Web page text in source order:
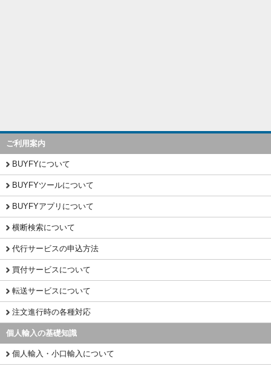
ご利用案内
BUYFYについて
BUYFYツールについて
BUYFYアプリについて
横断検索について
代行サービスの申込方法
買付サービスについて
転送サービスについて
注文進行時の各種対応
個人輸入の基礎知識
個人輸入・小口輸入について